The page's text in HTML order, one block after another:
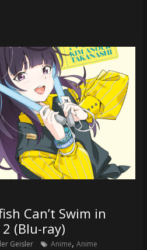
Can’t Swim in
(Blu-ray)
Geisler Anime, Anime